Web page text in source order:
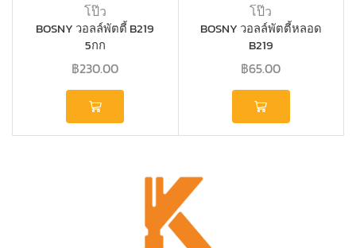
โป๊ว
BOSNY วอลล์พัตตี้ B219
5กก
฿230.00
โป๊ว
BOSNY วอลล์พัตตี้หลอด
B219
฿65.00